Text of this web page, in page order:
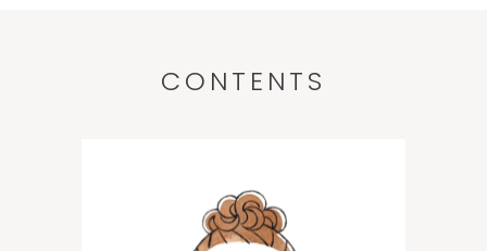
CONTENTS